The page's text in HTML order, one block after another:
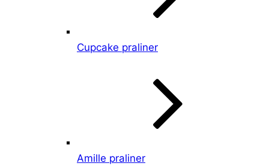
Cupcake praliner
Amille praliner